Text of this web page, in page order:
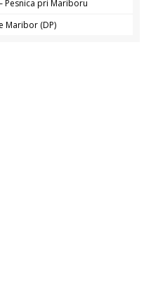
Pesnica pri Mariboru
Maribor (DP)